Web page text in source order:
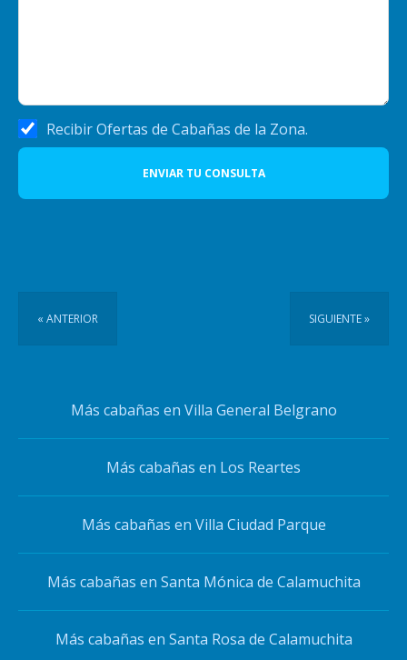
Recibir Ofertas de Cabañas de la Zona.
ENVIAR TU CONSULTA
« ANTERIOR SIGUIENTE »
Más cabañas en Villa General Belgrano
Más cabañas en Los Reartes
Más cabañas en Villa Ciudad Parque
Más cabañas en Santa Mónica de Calamuchita
Más cabañas en Santa Rosa de Calamuchita